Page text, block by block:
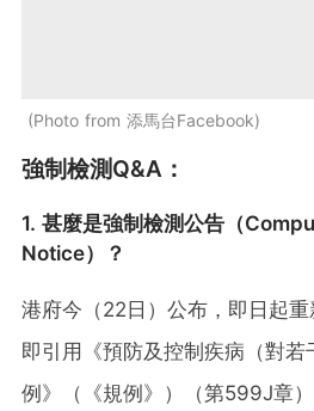
Photo from 添馬台Facebook
強制檢測Q&A：
1. 甚麼是強制檢測公告（
Notice）？
港府今（22日）公布，即日起重
即引用《預防及控制疾病（對若
例》（《規例》）（第599J章